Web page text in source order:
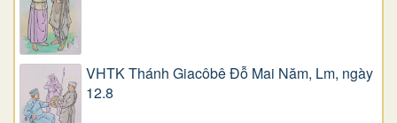
VHTK Thánh Giacôbê Ðỗ Mai Năm, Lm, ngày
12.8